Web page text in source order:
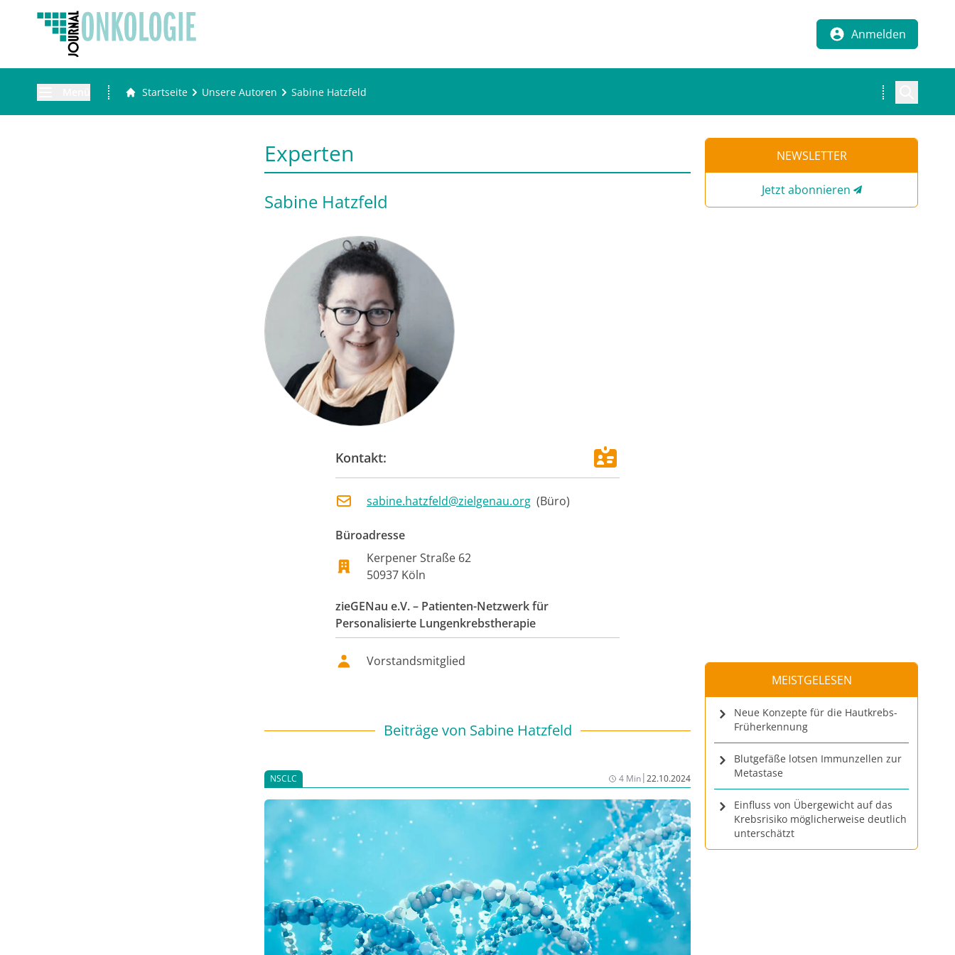
Anmelden
Startseite Unsere Autoren Sabine Hatzfeld
Experten
Sabine Hatzfeld
Kontakt:
sabine.hatzfeld@zielgenau.org (Büro)
Büroadresse
Kerpener Straße 62
50937 Köln
zieGENau e.V. – Patienten-Netzwerk für
Personalisierte Lungenkrebstherapie
Vorstandsmitglied
Beiträge von Sabine Hatzfeld
NSCLC 4 Min|22.10.2024
NEWSLETTER
Jetzt abonnieren
MEISTGELESEN
Neue Konzepte für die Hautkrebs-
Früherkennung
Blutgefäße lotsen Immunzellen zur
Metastase
Einfluss von Übergewicht auf das
Krebsrisiko möglicherweise deutlich
unterschätzt